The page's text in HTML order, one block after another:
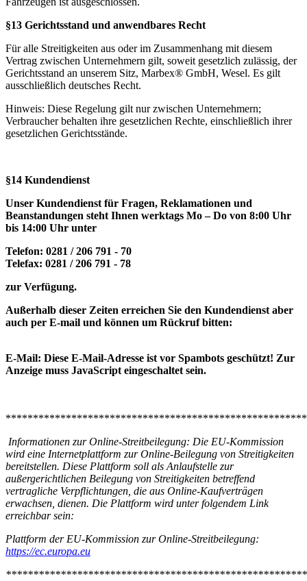
§13 Gerichtsstand und anwendbares Recht
Für alle Streitigkeiten aus oder im Zusammenhang mit diesem
Vertrag zwischen Unternehmern gilt, soweit gesetzlich zulässig, der
Gerichtsstand an unserem Sitz, Marbex® GmbH, Wesel. Es gilt
ausschließlich deutsches Recht.
Hinweis: Diese Regelung gilt nur zwischen Unternehmern;
Verbraucher behalten ihre gesetzlichen Rechte, einschließlich ihrer
gesetzlichen Gerichtsstände.
§14 Kundendienst
Unser Kundendienst für Fragen, Reklamationen und
Beanstandungen steht Ihnen werktags Mo – Do von 8:00 Uhr
bis 14:00 Uhr unter
Telefon: 0281 / 206 791 - 70
Telefax: 0281 / 206 791 - 78
zur Verfügung.
Außerhalb dieser Zeiten erreichen Sie den Kundendienst aber
auch per E-mail und können um Rückruf bitten:
E-Mail: Diese E-Mail-Adresse ist vor Spambots geschützt! Zur
Anzeige muss JavaScript eingeschaltet sein.
Informationen zur Online-Streitbeilegung: Die EU-Kommission
wird eine Internetplattform zur Online-Beilegung von Streitigkeiten
bereitstellen. Diese Plattform soll als Anlaufstelle zur
außergerichtlichen Beilegung von Streitigkeiten betreffend
vertragliche Verpflichtungen, die aus Online-Kaufverträgen
erwachsen, dienen. Die Plattform wird unter folgendem Link
erreichbar sein:
Plattform der EU-Kommission zur Online-Streitbeilegung:
https://ec.europa.eu